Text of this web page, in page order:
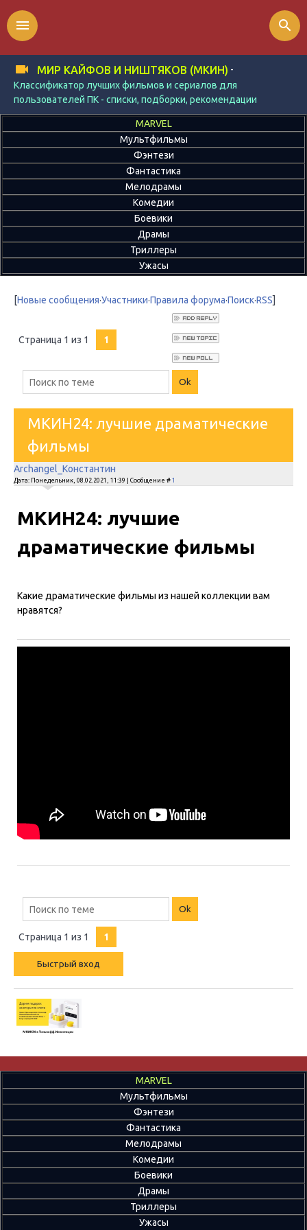
МИР КАЙФОВ И НИШТЯКОВ (МКИН) -
Классификатор лучших фильмов и сериалов для
пользователей ПК - списки, подборки, рекомендации
menu search
MARVEL
Мультфильмы
Фэнтези
Фантастика
Мелодрамы
Комедии
Боевики
Драмы
Триллеры
Ужасы
[Новые сообщения·Участники·Правила форума·Поиск·RSS]
Страница 1 из 1 1
МКИН24: лучшие драматические
фильмы
Archangel_Константин
Дата: Понедельник, 08.02.2021, 11:39 | Сообщение # 1
МКИН24: лучшие
драматические фильмы
Какие драматические фильмы из нашей коллекции вам
нравятся?
Страница 1 из 1 1
MARVEL
Мультфильмы
Фэнтези
Фантастика
Мелодрамы
Комедии
Боевики
Драмы
Триллеры
Ужасы